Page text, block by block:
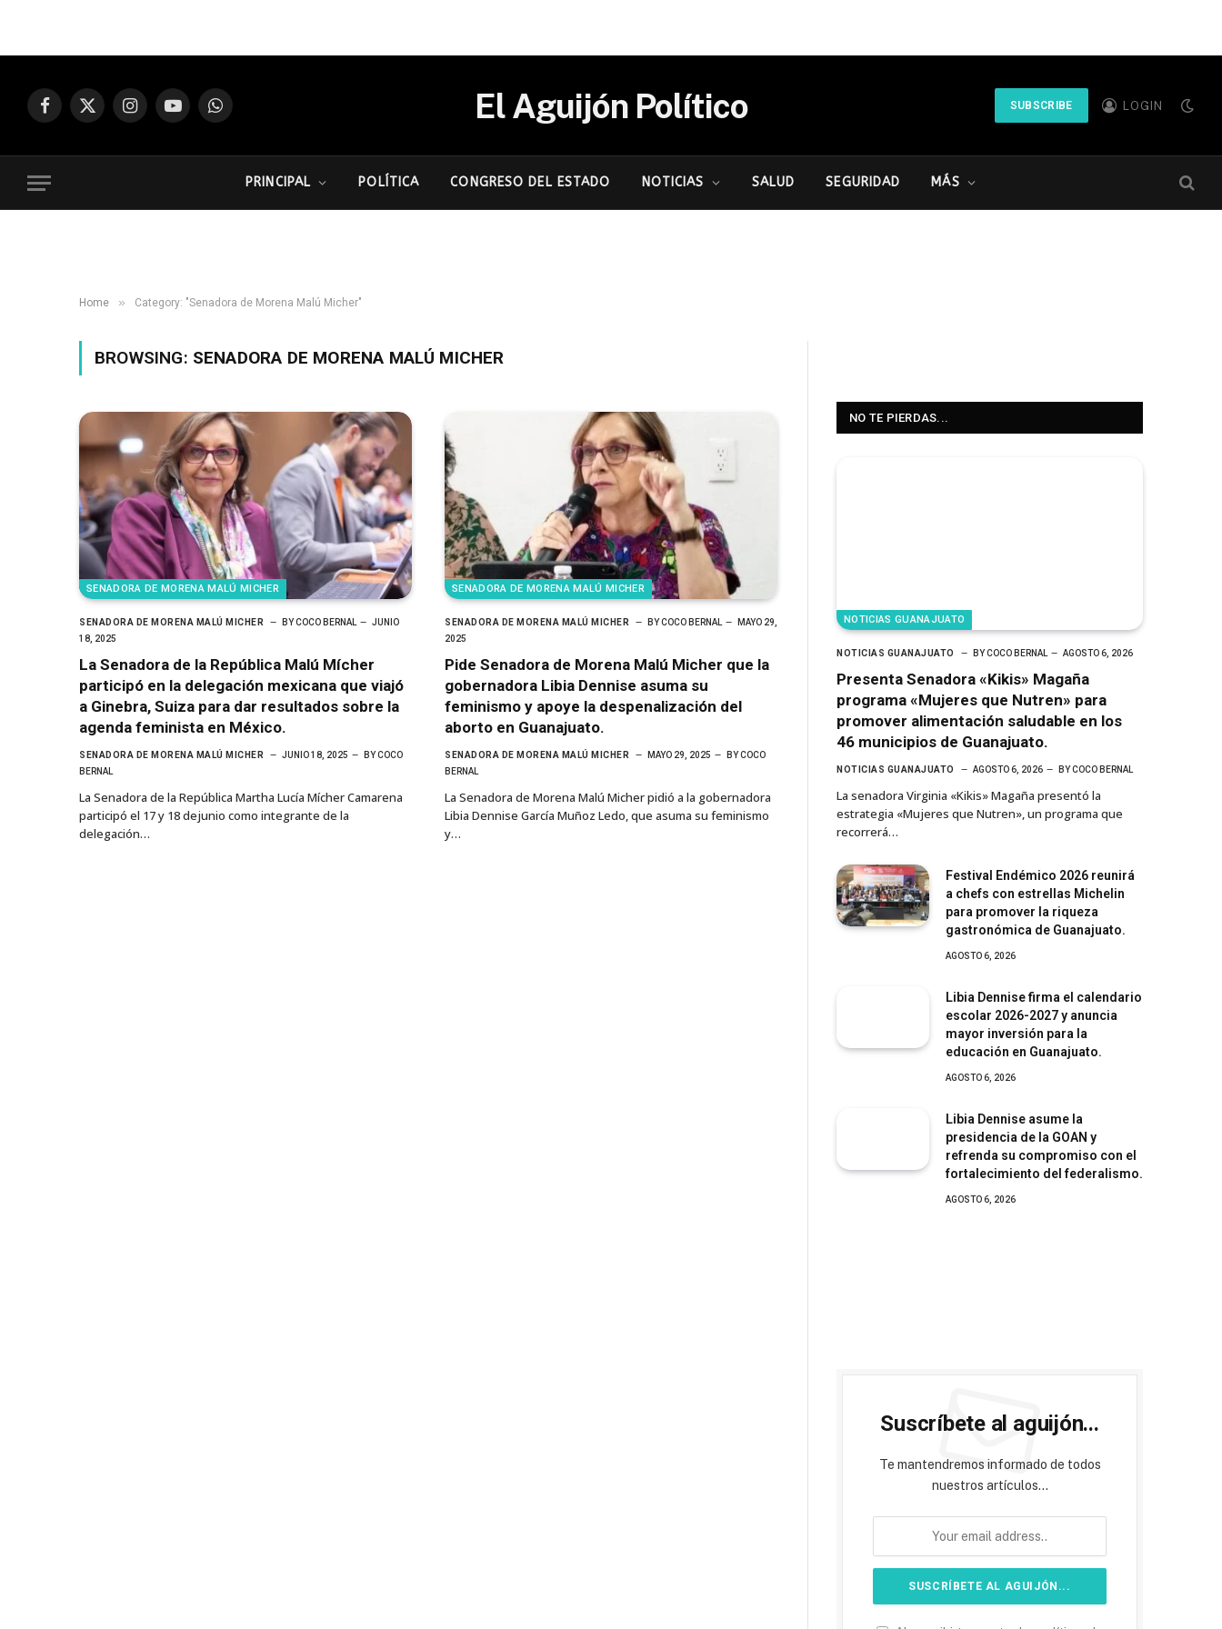
Facebook
X
InstagramYouTubeWhatsApp El Aguijón Político SUBSCRIBE LOGIN
PRINCIPAL POLÍTICA CONGRESO DEL ESTADO NOTICIAS SALUD SEGURIDAD MÁS
Home » Category: "Senadora de Morena Malú Micher"
BROWSING: SENADORA DE MORENA MALÚ MICHER
SENADORA DE MORENA MALÚ MICHER
SENADORA DE MORENA MALÚ MICHER BYCOCO BERNAL
JUNIO
18, 2025
La Senadora de la República Malú Mícher
participó en la delegación mexicana que viajó
a Ginebra, Suiza para dar resultados sobre la
agenda feminista en México.
SENADORA DE MORENA MALÚ MICHER JUNIO 18, 2025 BYCOCO
BERNAL
La Senadora de la República Martha Lucía Mícher Camarena
participó el 17 y 18 dejunio como integrante de la
delegación…
SENADORA DE MORENA MALÚ MICHER
SENADORA DE MORENA MALÚ MICHER BYCOCO BERNAL
MAYO 29,
2025
Pide Senadora de Morena Malú Micher que la
gobernadora Libia Dennise asuma su
feminismo y apoye la despenalización del
aborto en Guanajuato.
SENADORA DE MORENA MALÚ MICHER MAYO 29, 2025 BYCOCO
BERNAL
La Senadora de Morena Malú Micher pidió a la gobernadora
Libia Dennise García Muñoz Ledo, que asuma su feminismo
y…
NO TE PIERDAS...
NOTICIAS GUANAJUATO
NOTICIAS GUANAJUATO BY COCO BERNAL AGOSTO 6, 2026
Presenta Senadora «Kikis» Magaña
programa «Mujeres que Nutren» para
promover alimentación saludable en los
46 municipios de Guanajuato.
NOTICIAS GUANAJUATO AGOSTO 6, 2026 BY COCO BERNAL
La senadora Virginia «Kikis» Magaña presentó la
estrategia «Mujeres que Nutren», un programa que
recorrerá…
Festival Endémico 2026 reunirá
a chefs con estrellas Michelin
para promover la riqueza
gastronómica de Guanajuato.
AGOSTO 6, 2026
Libia Dennise firma el calendario
escolar 2026-2027 y anuncia
mayor inversión para la
educación en Guanajuato.
AGOSTO 6, 2026
Libia Dennise asume la
presidencia de la GOAN y
refrenda su compromiso con el
fortalecimiento del federalismo.
AGOSTO 6, 2026
Suscríbete al aguijón...
Te mantendremos informado de todos
nuestros artículos...